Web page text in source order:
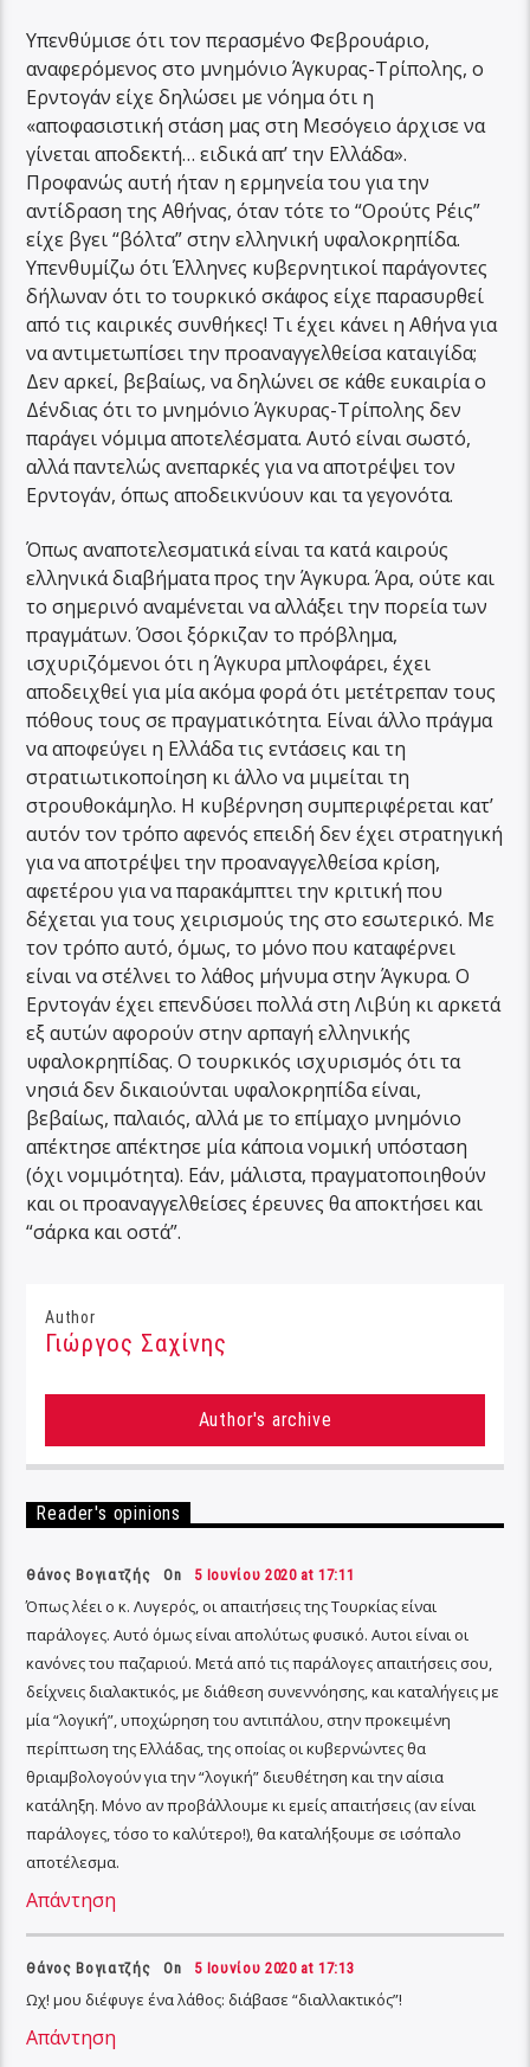
Υπενθύμισε ότι τον περασμένο Φεβρουάριο,
αναφερόμενος στο μνημόνιο Άγκυρας-Τρίπολης, ο
Ερντογάν είχε δηλώσει με νόημα ότι η
«αποφασιστική στάση μας στη Μεσόγειο άρχισε να
γίνεται αποδεκτή… ειδικά απ’ την Ελλάδα».
Προφανώς αυτή ήταν η ερμηνεία του για την
αντίδραση της Αθήνας, όταν τότε το “Ορούτς Ρέις”
είχε βγει “βόλτα” στην ελληνική υφαλοκρηπίδα.
Υπενθυμίζω ότι Έλληνες κυβερνητικοί παράγοντες
δήλωναν ότι το τουρκικό σκάφος είχε παρασυρθεί
από τις καιρικές συνθήκες! Τι έχει κάνει η Αθήνα για
να αντιμετωπίσει την προαναγγελθείσα καταιγίδα;
Δεν αρκεί, βεβαίως, να δηλώνει σε κάθε ευκαιρία ο
Δένδιας ότι το μνημόνιο Άγκυρας-Τρίπολης δεν
παράγει νόμιμα αποτελέσματα. Αυτό είναι σωστό,
αλλά παντελώς ανεπαρκές για να αποτρέψει τον
Ερντογάν, όπως αποδεικνύουν και τα γεγονότα.
Όπως αναποτελεσματικά είναι τα κατά καιρούς
ελληνικά διαβήματα προς την Άγκυρα. Άρα, ούτε και
το σημερινό αναμένεται να αλλάξει την πορεία των
πραγμάτων. Όσοι ξόρκιζαν το πρόβλημα,
ισχυριζόμενοι ότι η Άγκυρα μπλοφάρει, έχει
αποδειχθεί για μία ακόμα φορά ότι μετέτρεπαν τους
πόθους τους σε πραγματικότητα. Είναι άλλο πράγμα
να αποφεύγει η Ελλάδα τις εντάσεις και τη
στρατιωτικοποίηση κι άλλο να μιμείται τη
στρουθοκάμηλο. Η κυβέρνηση συμπεριφέρεται κατ’
αυτόν τον τρόπο αφενός επειδή δεν έχει στρατηγική
για να αποτρέψει την προαναγγελθείσα κρίση,
αφετέρου για να παρακάμπτει την κριτική που
δέχεται για τους χειρισμούς της στο εσωτερικό. Με
τον τρόπο αυτό, όμως, το μόνο που καταφέρνει
είναι να στέλνει το λάθος μήνυμα στην Άγκυρα. Ο
Ερντογάν έχει επενδύσει πολλά στη Λιβύη κι αρκετά
εξ αυτών αφορούν στην αρπαγή ελληνικής
υφαλοκρηπίδας. Ο τουρκικός ισχυρισμός ότι τα
νησιά δεν δικαιούνται υφαλοκρηπίδα είναι,
βεβαίως, παλαιός, αλλά με το επίμαχο μνημόνιο
απέκτησε απέκτησε μία κάποια νομική υπόσταση
(όχι νομιμότητα). Εάν, μάλιστα, πραγματοποιηθούν
και οι προαναγγελθείσες έρευνες θα αποκτήσει και
“σάρκα και οστά”.
Author
Γιώργος Σαχίνης
Author's archive
Reader's opinions
Θάνος Βογιατζής On 5 Ιουνίου 2020 at 17:11
Όπως λέει ο κ. Λυγερός, οι απαιτήσεις της Τουρκίας είναι
παράλογες. Αυτό όμως είναι απολύτως φυσικό. Αυτοι είναι οι
κανόνες του παζαριού. Μετά από τις παράλογες απαιτήσεις σου,
δείχνεις διαλακτικός, με διάθεση συνεννόησης, και καταλήγεις με
μία “λογική”, υποχώρηση του αντιπάλου, στην προκειμένη
περίπτωση της Ελλάδας, της οποίας οι κυβερνώντες θα
θριαμβολογούν για την “λογική” διευθέτηση και την αίσια
κατάληξη. Μόνο αν προβάλλουμε κι εμείς απαιτήσεις (αν είναι
παράλογες, τόσο το καλύτερο!), θα καταλήξουμε σε ισόπαλο
αποτέλεσμα.
Απάντηση
Θάνος Βογιατζής On 5 Ιουνίου 2020 at 17:13
Ωχ! μου διέφυγε ένα λάθος: διάβασε “διαλλακτικός”!
Απάντηση